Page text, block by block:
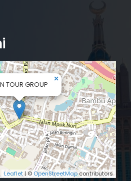
TOUR GROUP
×
Leaflet| ©OpenStreetMapcontributors